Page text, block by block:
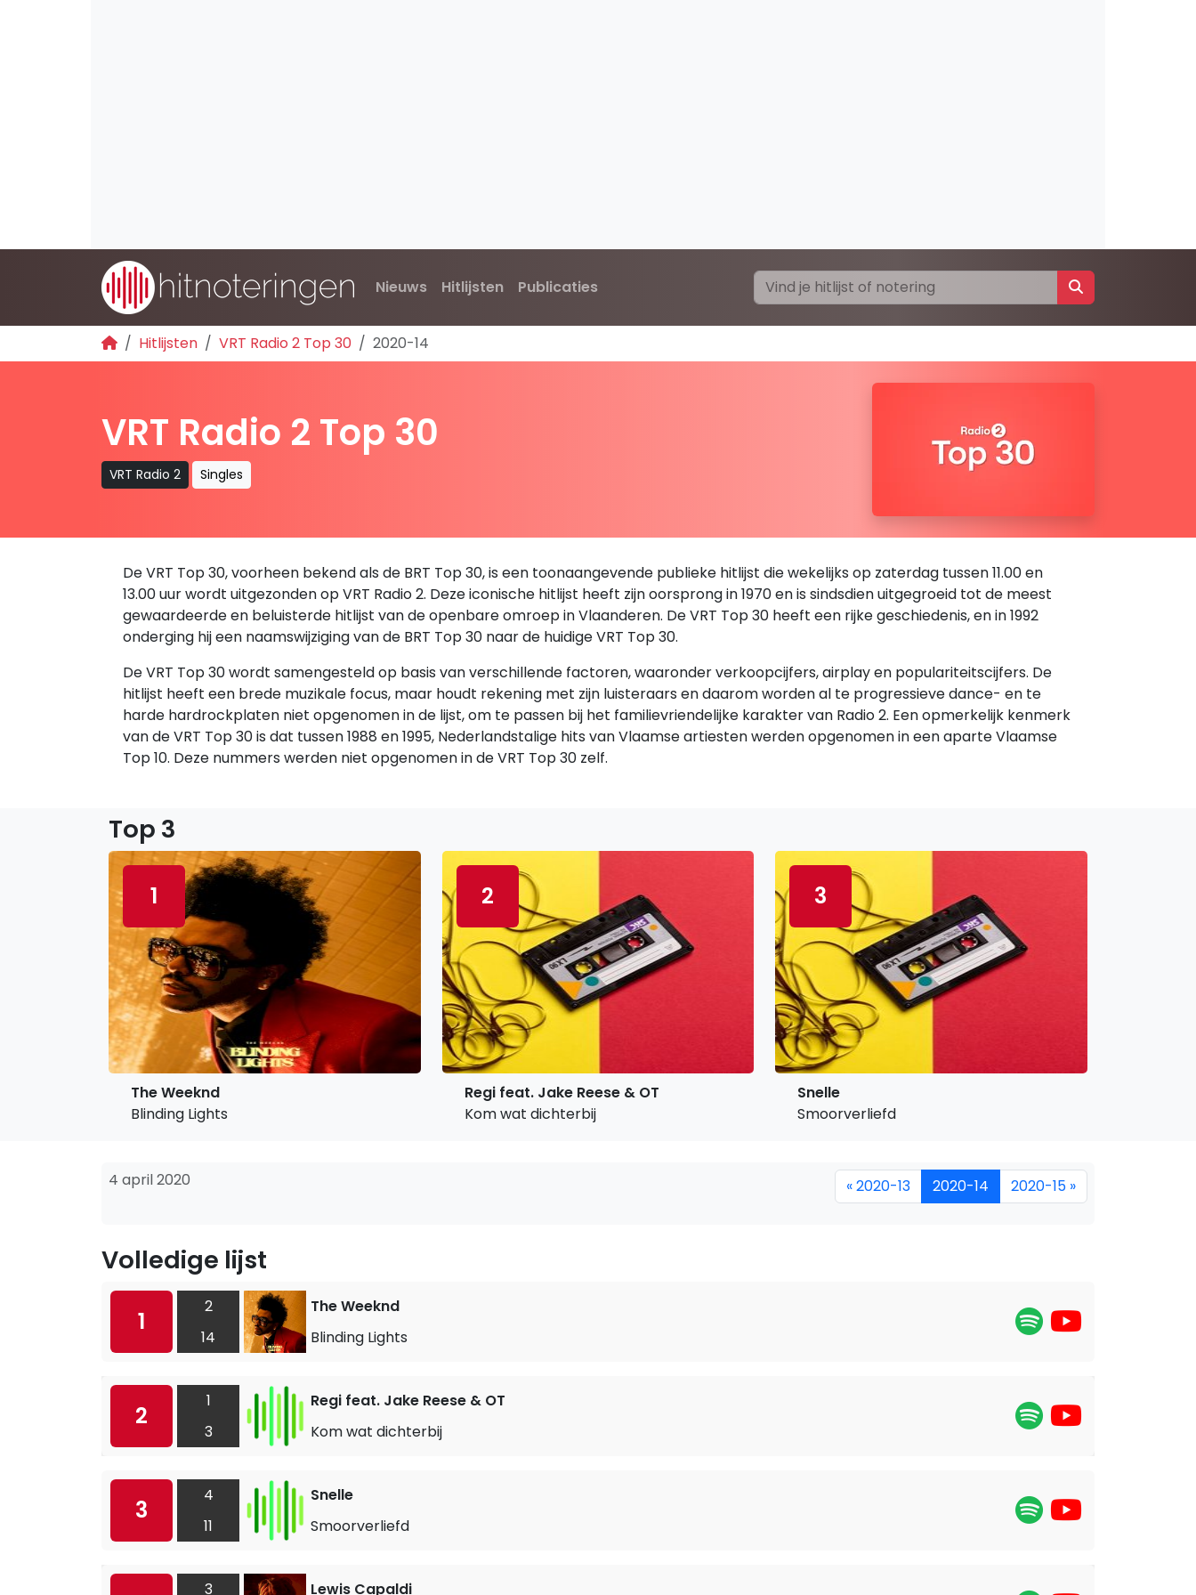
Nieuws Hitlijsten Publicaties
Hitlijsten VRT Radio 2 Top 30 2020-14
VRT Radio 2 Top 30
VRT Radio 2 Singles
De VRT Top 30, voorheen bekend als de BRT Top 30, is een toonaangevende publieke hitlijst die wekelijks op zaterdag tussen 11.00 en
13.00 uur wordt uitgezonden op VRT Radio 2. Deze iconische hitlijst heeft zijn oorsprong in 1970 en is sindsdien uitgegroeid tot de meest
gewaardeerde en beluisterde hitlijst van de openbare omroep in Vlaanderen. De VRT Top 30 heeft een rijke geschiedenis, en in 1992
onderging hij een naamswijziging van de BRT Top 30 naar de huidige VRT Top 30.
De VRT Top 30 wordt samengesteld op basis van verschillende factoren, waaronder verkoopcijfers, airplay en populariteitscijfers. De
hitlijst heeft een brede muzikale focus, maar houdt rekening met zijn luisteraars en daarom worden al te progressieve dance- en te
harde hardrockplaten niet opgenomen in de lijst, om te passen bij het familievriendelijke karakter van Radio 2. Een opmerkelijk kenmerk
van de VRT Top 30 is dat tussen 1988 en 1995, Nederlandstalige hits van Vlaamse artiesten werden opgenomen in een aparte Vlaamse
Top 10. Deze nummers werden niet opgenomen in de VRT Top 30 zelf.
Top 3
1
The Weeknd
Blinding Lights
2
Regi feat. Jake Reese & OT
Kom wat dichterbij
3
Snelle
Smoorverliefd
4 april 2020 « 2020-13 2020-14 2020-15 »
Volledige lijst
1
2
14
The Weeknd
Blinding Lights
2
1
3
Regi feat. Jake Reese & OT
Kom wat dichterbij
3
4
11
Snelle
Smoorverliefd
3
Lewis Capaldi